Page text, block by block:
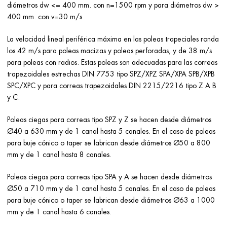
diámetros dw <= 400 mm. con n=1500 rpm y para diámetros dw >
400 mm. con v=30 m/s
La velocidad lineal periférica máxima en las poleas trapeciales ronda
los 42 m/s para poleas macizas y poleas perforadas, y de 38 m/s
para poleas con radios. Estas poleas son adecuadas para las correas
trapezoidales estrechas DIN 7753 tipo SPZ/XPZ SPA/XPA SPB/XPB
SPC/XPC y para correas trapezoidales DIN 2215/2216 tipo Z A B
y C.
Poleas ciegas para correas tipo SPZ y Z se hacen desde diámetros
Ø40 a 630 mm y de 1 canal hasta 5 canales. En el caso de poleas
para buje cónico o taper se fabrican desde diámetros Ø50 a 800
mm y de 1 canal hasta 8 canales.
Poleas ciegas para correas tipo SPA y A se hacen desde diámetros
Ø50 a 710 mm y de 1 canal hasta 5 canales. En el caso de poleas
para buje cónico o taper se fabrican desde diámetros Ø63 a 1000
mm y de 1 canal hasta 6 canales.